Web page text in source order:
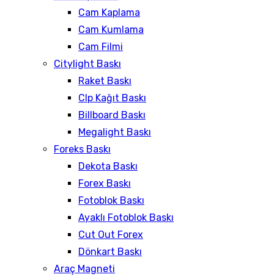
Cam Kaplama
Cam Kumlama
Cam Filmi
Citylight Baskı
Raket Baskı
Clp Kağıt Baskı
Billboard Baskı
Megalight Baskı
Foreks Baskı
Dekota Baskı
Forex Baskı
Fotoblok Baskı
Ayaklı Fotoblok Baskı
Cut Out Forex
Dönkart Baskı
Araç Magneti